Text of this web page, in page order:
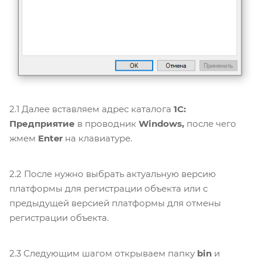
2.1 Далее вставляем адрес каталога 1С:
Предприятие в проводник Windows, после чего
жмем Enter на клавиатуре.
2.2 После нужно выбрать актуальную версию
платформы для регистрации объекта или с
предыдущей версией платформы для отмены
регистрации объекта.
2.3 Следующим шагом открываем папку bin и